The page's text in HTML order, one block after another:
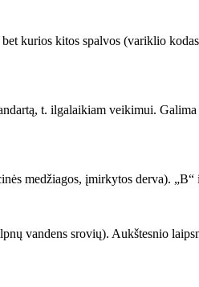
kurios kitos spalvos (variklio
t. ilgalaikiam veikimui.
medžiagos, įmirkytos derva).
vandens srovių). Aukštesnio